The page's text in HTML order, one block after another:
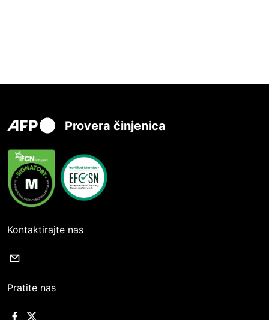
Provera činjenica
Kontaktirajte nas
Pratite nas